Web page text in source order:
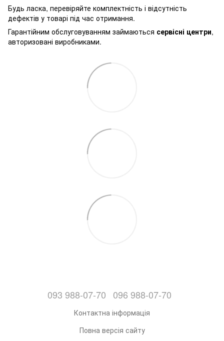
Будь ласка, перевіряйте комплектність і відсутність
дефектів у товарі під час отримання.
Гарантійним обслуговуванням займаються сервісні центри,
авторизовані виробниками.
093 988-07-70 096 988-07-70
Контактна інформація
Повна версія сайту